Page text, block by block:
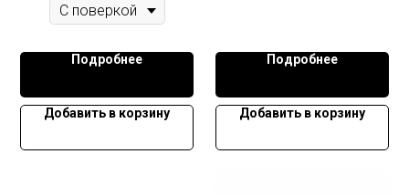
Подробнее
Добавить в корзину
Подробнее
Добавить в корзину